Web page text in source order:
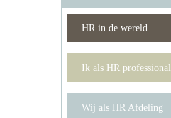
HR in de wereld
Ik als HR professional
Wij als HR Afdeling